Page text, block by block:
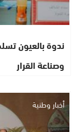
ندوة بالعيون
وصناعة القرار
أخبار وطنية